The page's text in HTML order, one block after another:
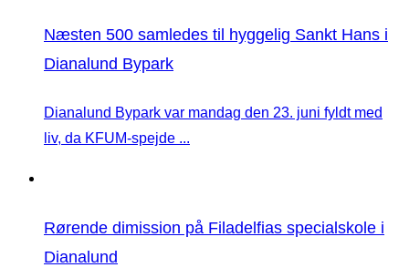
Næsten 500 samledes til hyggelig Sankt Hans i
Dianalund Bypark
Dianalund Bypark var mandag den 23. juni fyldt med
liv, da KFUM-spejde ...
Rørende dimission på Filadelfias specialskole i
Dianalund